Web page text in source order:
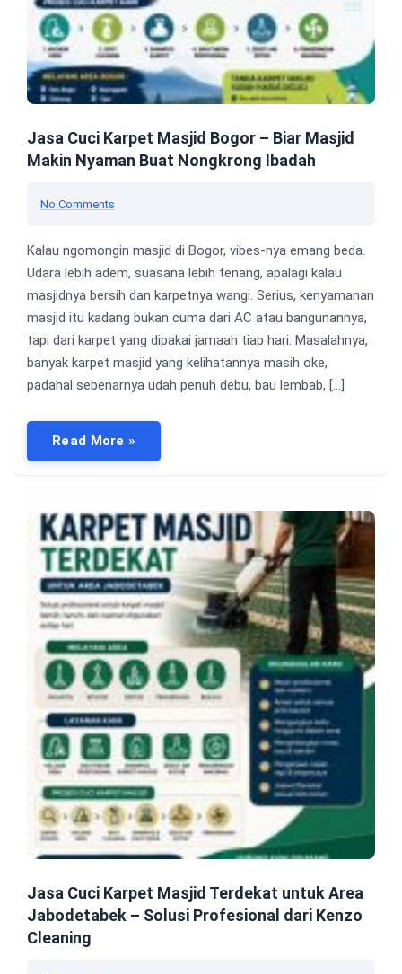
Jasa Cuci Karpet Masjid Bogor – Biar Masjid
Makin Nyaman Buat Nongkrong Ibadah
No Comments
Kalau ngomongin masjid di Bogor, vibes-nya emang beda.
Udara lebih adem, suasana lebih tenang, apalagi kalau
masjidnya bersih dan karpetnya wangi. Serius, kenyamanan
masjid itu kadang bukan cuma dari AC atau bangunannya,
tapi dari karpet yang dipakai jamaah tiap hari. Masalahnya,
banyak karpet masjid yang kelihatannya masih oke,
padahal sebenarnya udah penuh debu, bau lembab, […]
Read More »
Jasa Cuci Karpet Masjid Terdekat untuk Area
Jabodetabek – Solusi Profesional dari Kenzo
Cleaning